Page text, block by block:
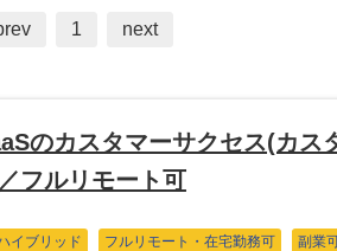
1 next
のカスタマーサクセス(カス
フルリモート可
イブリッド フルリモート・在宅勤務可 副業